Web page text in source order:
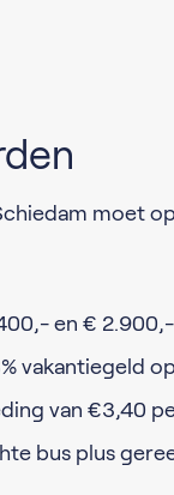
moet
en €
vakantiegeld
van €3,40
bus plus